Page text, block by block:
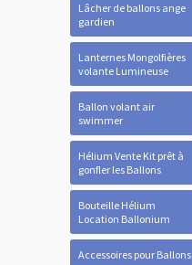
Lâcher de ballons ange
gardien
Lanternes Mongolfières
volante Lumineuse
Ballon volant air
swimmer
Hélium Vente Kit prêt à
gonfler les Ballons
Bouteille Hélium
Location Ballonium
Accessoires pour Ballons